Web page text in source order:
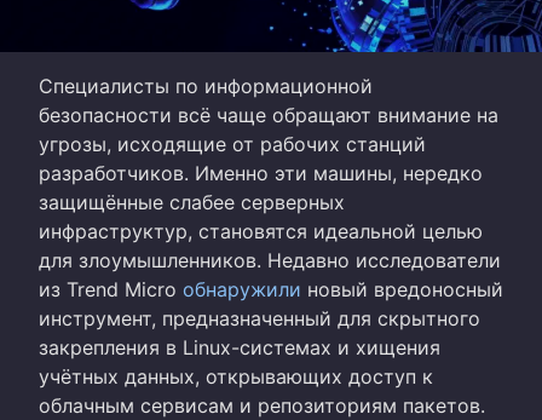
Специалисты по информационной
безопасности всё чаще обращают внимание на
угрозы, исходящие от рабочих станций
разработчиков. Именно эти машины, нередко
защищённые слабее серверных
инфраструктур, становятся идеальной целью
для злоумышленников. Недавно исследователи
из Trend Micro обнаружили новый вредоносный
инструмент, предназначенный для скрытного
закрепления в Linux-системах и хищения
учётных данных, открывающих доступ к
облачным сервисам и репозиториям пакетов.